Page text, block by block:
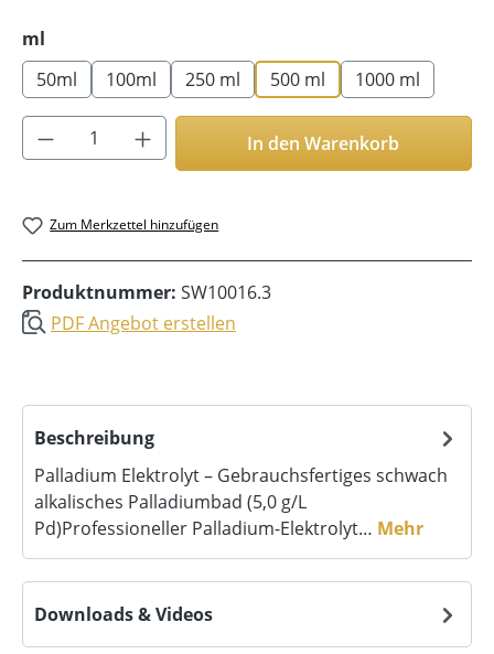
ml
50ml
100ml 250 ml 500 ml 1000 ml
Produkt Anzahl: Gib den gewünschten
In den Warenkorb
Zum Merkzettel hinzufügen
Produktnummer: SW10016.3
PDF Angebot erstellen
Beschreibung
Palladium Elektrolyt – Gebrauchsfertiges schwach
alkalisches Palladiumbad (5,0 g/L
Pd)Professioneller Palladium-Elektrolyt… Mehr
Downloads & Videos